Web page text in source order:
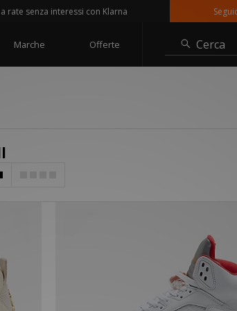
senza interessi con Klarna Seguici
Marche Offerte Cerca